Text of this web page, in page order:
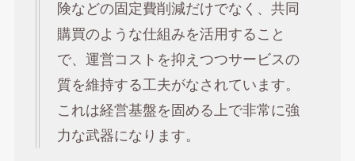
険などの固定費削減だけでなく、共同
購買のような仕組みを活用すること
で、運営コストを抑えつつサービスの
質を維持する工夫がなされています。
これは経営基盤を固める上で非常に強
力な武器になります。